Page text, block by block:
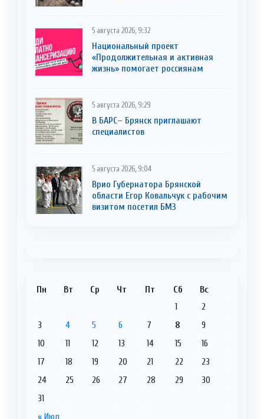
5 августа 2026, 9:32
Национальный проект
«Продолжительная и активная
жизнь» помогает россиянам
5 августа 2026, 9:29
В БАРС– Брянcк приглaшают
cпециaлистoв
5 августа 2026, 9:04
Врио Губернатора Брянской
области Егор Ковальчук с рабочим
визитом посетил БМЗ
Пн Вт Ср Чт Пт Сб Вс
« Июл
1
2
3
4 5 6 7 8
9
10
11 12 13 14 15
16
17
18 19 20 21 22
23
24
25 26 27 28 29
30
31